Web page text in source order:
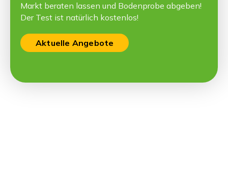
Markt beraten lassen und Bodenprobe abgeben!
Der Test ist natürlich kostenlos!
Aktuelle Angebote